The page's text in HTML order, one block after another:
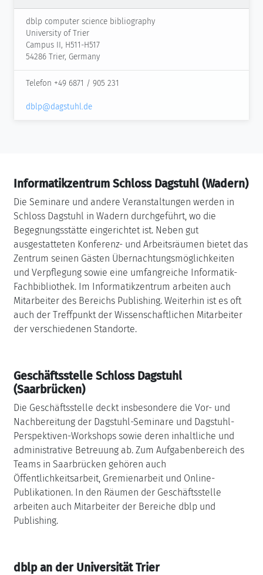
dblp computer science bibliography
University of Trier
Campus II, H511-H517
54286 Trier, Germany
Telefon +49 6871 / 905 231
dblp@dagstuhl.de
Informatikzentrum Schloss Dagstuhl (Wadern)
Die Seminare und andere Veranstaltungen werden in
Schloss Dagstuhl in Wadern durchgeführt, wo die
Begegnungsstätte eingerichtet ist. Neben gut
ausgestatteten Konferenz- und Arbeitsräumen bietet das
Zentrum seinen Gästen Übernachtungsmöglichkeiten
und Verpflegung sowie eine umfangreiche Informatik-
Fachbibliothek. Im Informatikzentrum arbeiten auch
Mitarbeiter des Bereichs Publishing. Weiterhin ist es oft
auch der Treffpunkt der Wissenschaftlichen Mitarbeiter
der verschiedenen Standorte.
Geschäftsstelle Schloss Dagstuhl
(Saarbrücken)
Die Geschäftsstelle deckt insbesondere die Vor- und
Nachbereitung der Dagstuhl-Seminare und Dagstuhl-
Perspektiven-Workshops sowie deren inhaltliche und
administrative Betreuung ab. Zum Aufgabenbereich des
Teams in Saarbrücken gehören auch
Öffentlichkeitsarbeit, Gremienarbeit und Online-
Publikationen. In den Räumen der Geschäftsstelle
arbeiten auch Mitarbeiter der Bereiche dblp und
Publishing.
dblp an der Universität Trier